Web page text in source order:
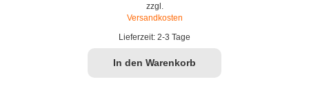
zzgl.
Versandkosten
Lieferzeit: 2-3 Tage
In den Warenkorb